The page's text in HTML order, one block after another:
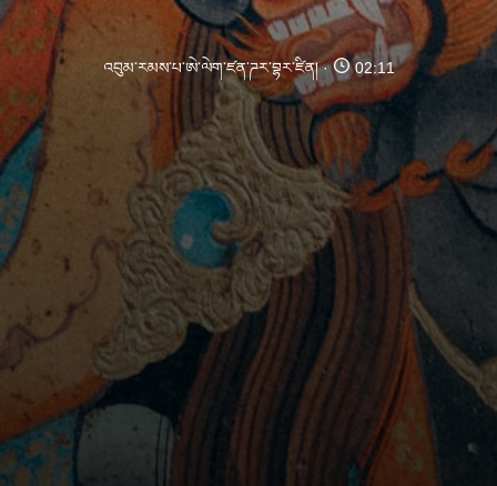
འབུམ་རམས་པ་ཨེ་ལེག་ཛན་ཌར་བྷར་ཛིན། 02:11